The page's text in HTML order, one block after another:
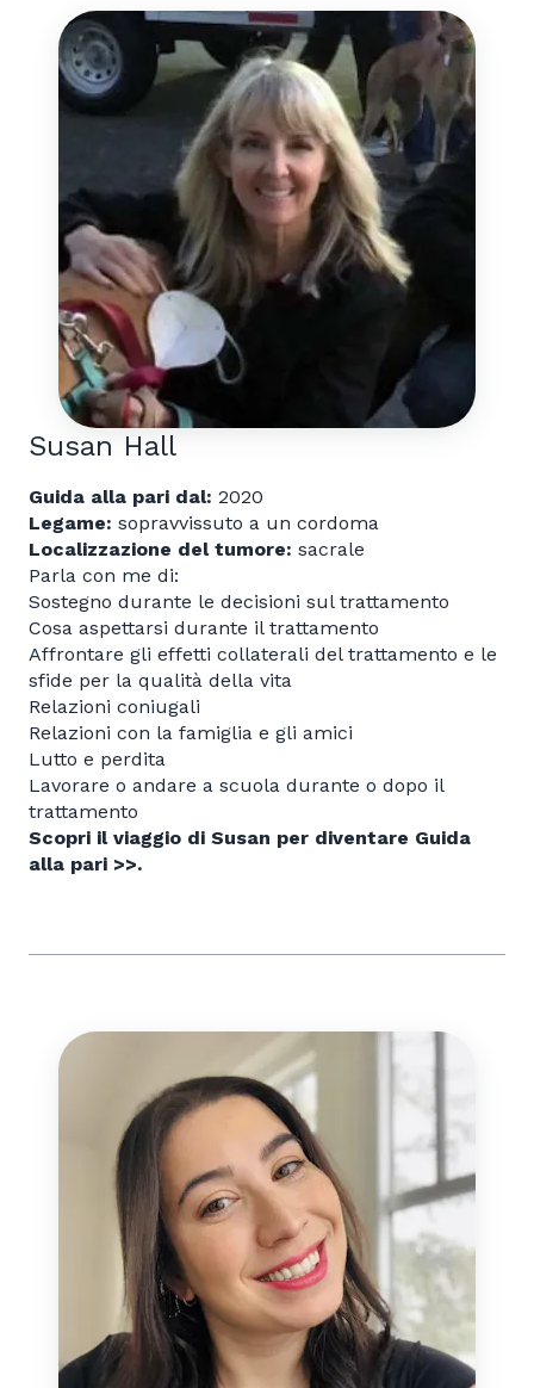
Susan Hall
Guida alla pari dal: 2020
Legame: sopravvissuto a un cordoma
Localizzazione del tumore: sacrale
Parla con me di:
Sostegno durante le decisioni sul trattamento
Cosa aspettarsi durante il trattamento
Affrontare gli effetti collaterali del trattamento e le
sfide per la qualità della vita
Relazioni coniugali
Relazioni con la famiglia e gli amici
Lutto e perdita
Lavorare o andare a scuola durante o dopo il
trattamento
Scopri il viaggio di Susan per diventare Guida
alla pari >>.